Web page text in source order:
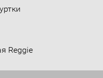
Reggie